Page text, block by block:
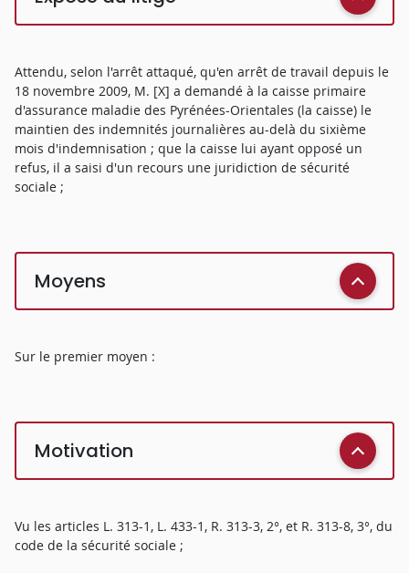
Attendu, selon l'arrêt attaqué, qu'en arrêt de travail depuis le
18 novembre 2009, M. [X] a demandé à la caisse primaire
d'assurance maladie des Pyrénées-Orientales (la caisse) le
maintien des indemnités journalières au-delà du sixième
mois d'indemnisation ; que la caisse lui ayant opposé un
refus, il a saisi d'un recours une juridiction de sécurité
sociale ;
Moyens
Sur le premier moyen :
Motivation
Vu les articles L. 313-1, L. 433-1, R. 313-3, 2°, et R. 313-8, 3°, du
code de la sécurité sociale ;